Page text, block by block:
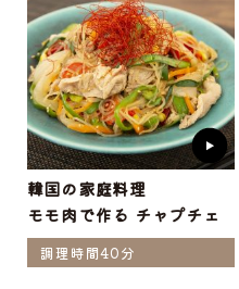
韓国の家庭料理
モモ肉で作る チャプチェ
調理時間40分